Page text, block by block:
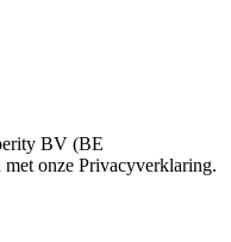
BV (BE
onze Privacyverklaring.